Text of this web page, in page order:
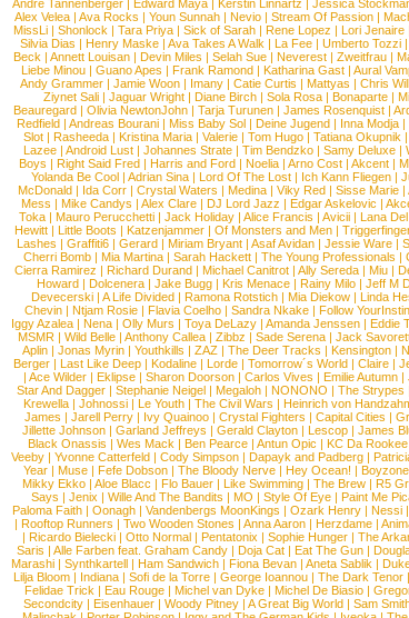
Andre Tannenberger | Edward Maya | Kerstin Linnartz | Jessica
Alex Velea | Ava Rocks | Youn Sunnah | Nevio | Stream Of Passion |
MissLi | Shonlock | Tara Priya | Sick of Sarah | Rene Lopez | Lori Jenaire
Silvia Dias | Henry Maske| Ava Takes A Walk | La Fee| Umberto Tozzi|
Beck | Annett Louisan| Devin Miles | Selah Sue| Neverest| Zweitfrau|
Liebe Minou| Guano Apes | Frank Ramond| Katharina Gast| Aural
Andy Grammer| Jamie Woon| Imany| Catie Curtis | Mattyas | Chris
Ziynet Sali| Jaguar Wright| Diane Birch| Sola Rosa| Bonaparte|
Beauregard| Olivia NewtonJohn| Tarja Turunen| James Rosenquist|
Redfield | Andreas Bourani | Miss Baby Sol | Deine Jugend | Inna Modja |
Slot | Rasheeda | Kristina Maria | Valerie | Tom Hugo | Tatiana Okupnik |
Lazee | Android Lust | Johannes Strate | Tim Bendzko | Samy Deluxe |
Boys | Right Said Fred | Harris and Ford | Noelia | Arno Cost | Akcent |
Yolanda Be Cool| Adrian Sina| Lord Of The Lost| Ich Kann Fliegen|
McDonald| Ida Corr| Crystal Waters | Medina| Viky Red| Sisse Marie|
Mess | Mike Candys | Alex Clare | DJ Lord Jazz | Edgar Askelovic |
Toka | Mauro Perucchetti | Jack Holiday | Alice Francis | Avicii | Lana
Hewitt| Little Boots | Katzenjammer| Of Monsters and Men|
Lashes | Graffiti6| Gerard| Miriam Bryant| Asaf Avidan| Jessie Ware|
Cherri Bomb | Mia Martina | Sarah Hackett | The Young Professionals |
Cierra Ramirez | Richard Durand | Michael Canitrot | Ally Sereda | Miu |
Howard| Dolcenera| Jake Bugg| Kris Menace| Rainy Milo| Jeff M
Devecerski| A Life Divided| Ramona Rotstich| Mia Diekow| Linda
Chevin| Ntjam Rosie| Flavia Coelho| Sandra Nkake| Follow
Iggy Azalea | Nena | Olly Murs | Toya DeLazy | Amanda Jenssen | Eddie
MSMR| Wild Belle| Anthony Callea| Zibbz | Sade Serena| Jack
Aplin | Jonas Myrin | Youthkills | ZAZ | The Deer Tracks | Kensington |
Berger| Last Like Deep| Kodaline| Lorde| Tomorrow´s World| Claire|
| Ace Wilder| Eklipse| Sharon Doorson| Carlos Vives | Emilie Autumn|
Star And Dagger | Stephanie Neigel | Megaloh | NONONO | The Strypes
Krewella | Johnossi | Le Youth | The Civil Wars | Heinrich von
James | Jarell Perry | Ivy Quainoo | Crystal Fighters | Capital Cities |
Jillette Johnson | Garland Jeffreys | Gerald Clayton | Lescop | James
Black Onassis | Wes Mack | Ben Pearce | Antun Opic | KC Da Rookee
Veeby | Yvonne Catterfeld | Cody Simpson | Dapayk and Padberg |
Year| Muse| Fefe Dobson| The Bloody Nerve| Hey Ocean! | Boyzone
Mikky Ekko | Aloe Blacc | Flo Bauer | Like Swimming | The Brew | R5
Says | Jenix | Wille And The Bandits | MO | Style Of Eye | Paint Me
Paloma Faith| Oonagh| Vandenbergs MoonKings | Ozark Henry| Nessi|
| Rooftop Runners | Two Wooden Stones | Anna Aaron| Herzdame|
| Ricardo Bielecki | Otto Normal | Pentatonix | Sophie Hunger | The
Saris | Alle Farben feat. Graham Candy | Doja Cat | Eat The Gun |
Marashi | Synthkartell | Ham Sandwich | Fiona Bevan | Aneta Sablik |
Lilja Bloom | Indiana | Sofi de la Torre | George Ioannou | The Dark Tenor |
Felidae Trick | Eau Rouge | Michel van Dyke | Michel De Biasio |
Secondcity| Eisenhauer| Woody Pitney| A Great Big World| Sam